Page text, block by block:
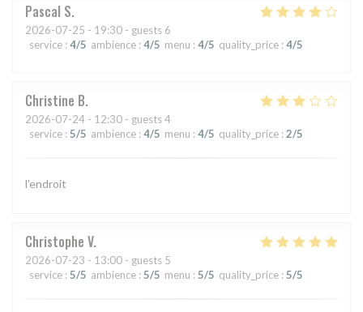
Pascal S
2026-07-25 - 19:30 - guests 6
service : 4/5 ambience : 4/5 menu : 4/5 quality_price : 4/5
Christine B
2026-07-24 - 12:30 - guests 4
service : 5/5 ambience : 4/5 menu : 4/5 quality_price : 2/5
l'endroit
Christophe V
2026-07-23 - 13:00 - guests 5
service : 5/5 ambience : 5/5 menu : 5/5 quality_price : 5/5